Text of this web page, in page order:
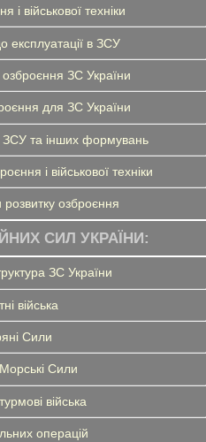
і військової техніки
в ЗСУ
ЗС України
для ЗС України
та інших формувань
і військової техніки
озброєння
СИЛ УКРАЇНИ:
ЗС України
війська
Сили
Сили
війська
операцій